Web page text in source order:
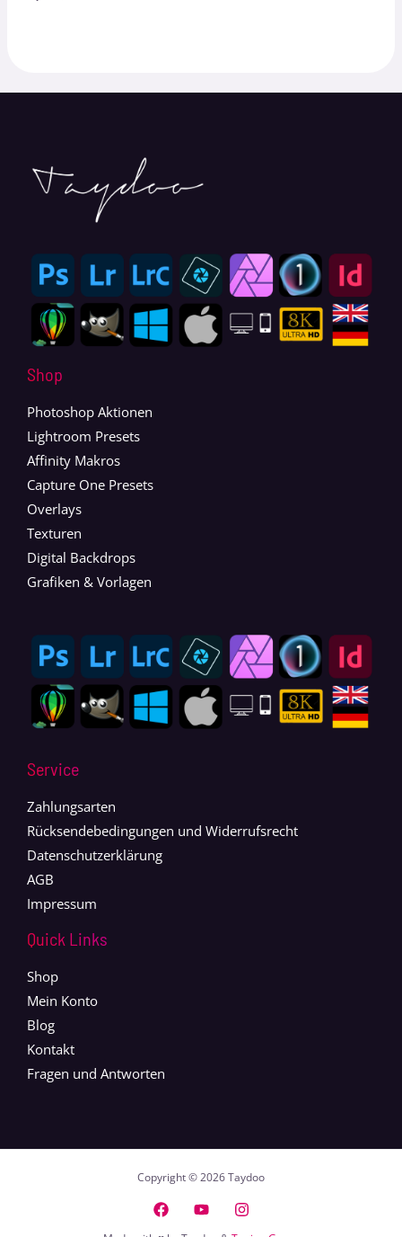
Shop
Photoshop Aktionen
Lightroom Presets
Affinity Makros
Capture One Presets
Overlays
Texturen
Digital Backdrops
Grafiken & Vorlagen
Service
Zahlungsarten
Rücksendebedingungen und Widerrufsrecht
Datenschutzerklärung
AGB
Impressum
Quick Links
Shop
Mein Konto
Blog
Kontakt
Fragen und Antworten
Copyright © 2026 Taydoo